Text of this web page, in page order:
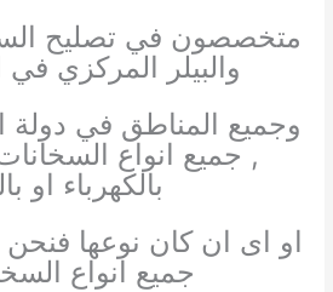
متخصصون في تصليح
والبيلر المركزي
وجميع المناطق في دولة
, جميع انواع
بالكهرباء او
او اى ان كان نوعها
جميع انواع